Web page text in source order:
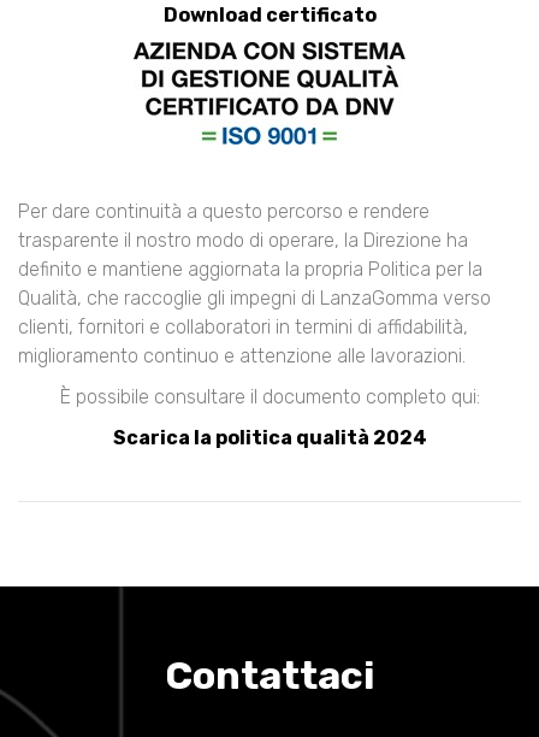
Download certificato
Per dare continuità a questo percorso e rendere
trasparente il nostro modo di operare, la Direzione ha
definito e mantiene aggiornata la propria Politica per la
Qualità, che raccoglie gli impegni di LanzaGomma verso
clienti, fornitori e collaboratori in termini di affidabilità,
miglioramento continuo e attenzione alle lavorazioni.
È possibile consultare il documento completo qui:
Scarica la politica qualità 2024
Contattaci